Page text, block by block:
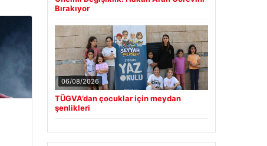
Bırakıyor
06/08/2026
TÜGVA’dan çocuklar için meydan
şenlikleri